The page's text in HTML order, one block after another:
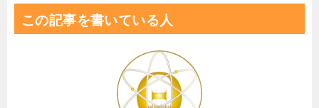
この記事を書いている人